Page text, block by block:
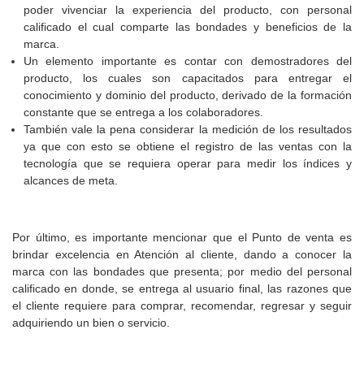
poder vivenciar la experiencia del producto, con personal
calificado el cual comparte las bondades y beneficios de la
marca.
Un elemento importante es contar con demostradores del
producto, los cuales son capacitados para entregar el
conocimiento y dominio del producto, derivado de la formación
constante que se entrega a los colaboradores.
También vale la pena considerar la medición de los resultados
ya que con esto se obtiene el registro de las ventas con la
tecnología que se requiera operar para medir los índices y
alcances de meta.
Por último, es importante mencionar que el Punto de venta es
brindar excelencia en Atención al cliente, dando a conocer la
marca con las bondades que presenta; por medio del personal
calificado en donde, se entrega al usuario final, las razones que
el cliente requiere para comprar, recomendar, regresar y seguir
adquiriendo un bien o servicio.